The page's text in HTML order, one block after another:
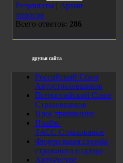
Результаты | Архив
опросов
Всего ответов: 286
друзья сайта
Российский Союз
Автостраховщиков
Всероссийский Союз
Страховщиков
ПроСтрахование
Прайм-
ТАСС.Страхование
Федеральная служба
страхового надзора
АвтоРесурс